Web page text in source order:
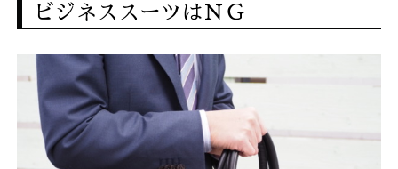
ビジネススーツはＮＧ